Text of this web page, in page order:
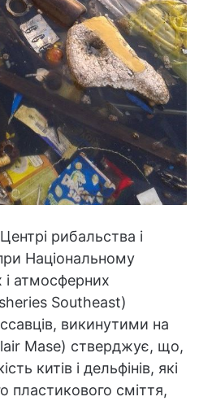
рибальства і
Національному
і атмосферних
Southeast)
викинутими на
Mase) стверджує, що,
китів і дельфінів, які
пластикового сміття,